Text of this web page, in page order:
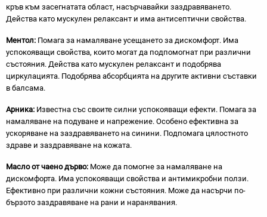
кръв към засегнатата област, насърчавайки заздравяването.
Действа като мускулен релаксант и има антисептични свойства.
Ментол: Помага за намаляване усещането за дискомфорт. Има
успокояващи свойства, които могат да подпомогнат при различни
състояния. Действа като мускулен релаксант и подобрява
циркулацията. Подобрява абсорбцията на другите активни съставки
в балсама.
Арника: Известна със своите силни успокояващи ефекти. Помага за
намаляване на подуване и напрежение. Особено ефективна за
ускоряване на заздравяването на синини. Подпомага цялостното
здраве и заздравяване на кожата.
Масло от чаено дърво: Може да помогне за намаляване на
дискомфорта. Има успокояващи свойства и антимикробни ползи.
Ефективно при различни кожни състояния. Може да насърчи по-
бързото заздравяване на рани и наранявания.